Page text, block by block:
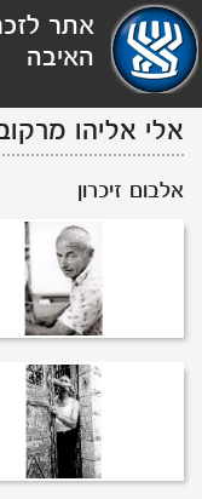
תפריט
נגישות
אתר
האיבה
אלי אליהו
אלבום זיכרון